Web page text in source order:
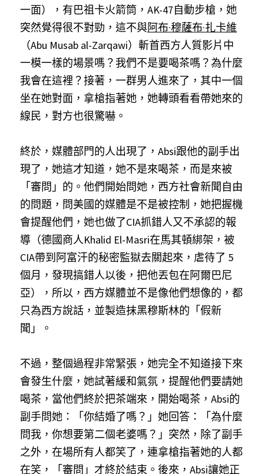
一面），有巴祖卡火箭筒，AK-47自動步槍，她
突然覺得很不對勁，這不與阿布·穆薩布·扎卡維
（Abu Musab al-Zarqawi）斬首西方人質影片中
一模一樣的場景嗎？我們不是要喝茶嗎？為什麼
我會在這裡？接著，一群男人進來了，其中一個
坐在她對面，拿槍指著她，她轉頭看看帶她來的
線民，對方也很驚嚇。
終於，媒體部門的人出現了，Absi跟他的副手出
現了，她這才知道，她不是來喝茶，而是來被
「審問」的。他們開始問她，西方社會新聞自由
的問題，問美國的媒體是不是被控制，她把握機
會提醒他們，她也做了CIA抓錯人又不承認的報
導（德國商人Khalid El-Masri在馬其頓綁架，被
CIA帶到阿富汗的秘密監獄去關起來，虐待了 5
個月，發現搞錯人以後，把他丟包在阿爾巴尼
亞），所以，西方媒體並不是像他們想像的，都
只為西方說話，並製造抹黑穆斯林的「假新
聞」。
不過，整個過程非常緊張，她完全不知道接下來
會發生什麼，她試著緩和氣氛，提醒他們要請她
喝茶，當他們終於把茶端來，開始喝茶，Absi的
副手問她：「你結婚了嗎？」她回答：「為什麼
問我，你想要第二個老婆嗎？」突然，除了副手
之外，在場所有人都笑了，連拿槍指著她的人都
在笑，「審問」才終於結束。後來，Absi讓她正